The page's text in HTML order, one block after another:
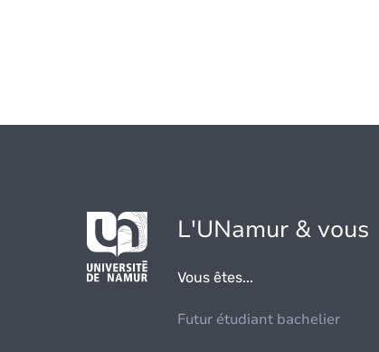
L'UNamur & vous
Vous êtes...
Futur étudiant bachelier